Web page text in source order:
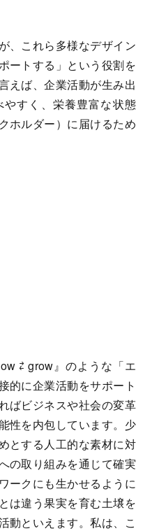
、これら多様なデザイン
ートする」という役割を
えば、企業活動が生み出
すく、栄養豊富な状態
ホルダー）に届けるため
⇄ grow』のような「エ
的に企業活動をサポート
ばビジネスや社会の変革
性を内包しています。少
とする人工的な素材に対
の取り組みを通じて確実
ークにも生かせるように
は違う果実を育む土壌を
動といえます。私は、こ